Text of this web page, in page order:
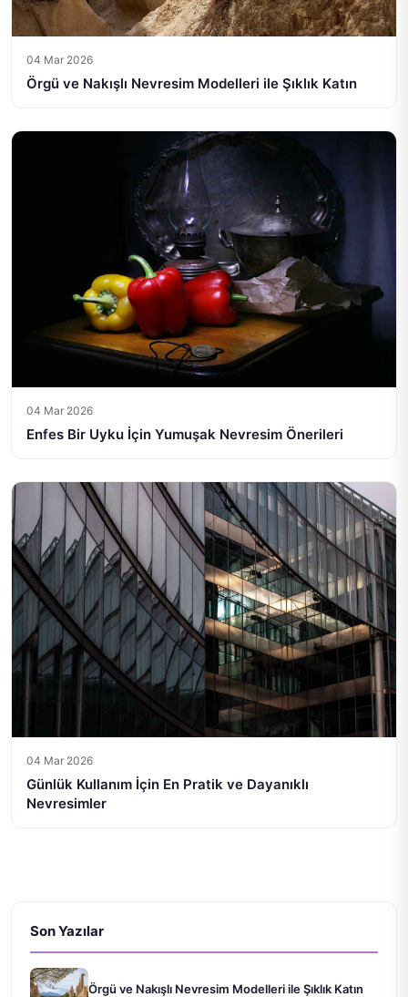
04 Mar 2026
Örgü ve Nakışlı Nevresim Modelleri ile Şıklık Katın
04 Mar 2026
Enfes Bir Uyku İçin Yumuşak Nevresim Önerileri
04 Mar 2026
Günlük Kullanım İçin En Pratik ve Dayanıklı
Nevresimler
Son Yazılar
Örgü ve Nakışlı Nevresim Modelleri ile Şıklık Katın